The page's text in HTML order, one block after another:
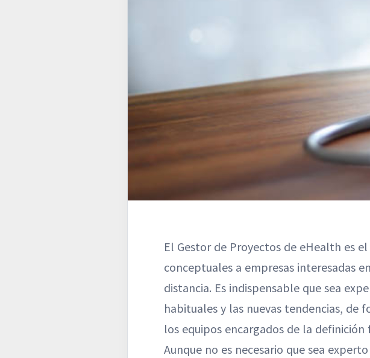
El Gestor de Proyectos de eHealth es
conceptuales a empresas interesadas
distancia. Es indispensable que sea
habituales y las nuevas tendencias,
los equipos encargados de la
Aunque no es necesario que sea